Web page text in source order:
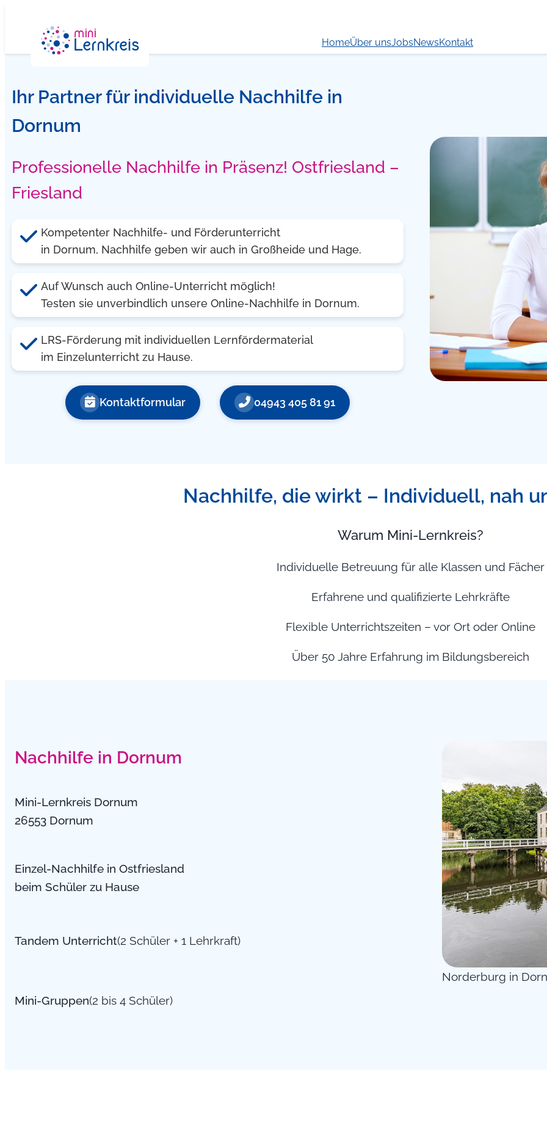
springen
HomeÜber unsJobsNewsKontakt
Ihr Partner für individuelle Nachhilfe in
Dornum
Professionelle Nachhilfe in Präsenz! Ostfriesland –
Friesland
Kompetenter Nachhilfe- und Förderunterricht
in Dornum, Nachhilfe geben wir auch in Großheide und Hage.
Auf Wunsch auch Online-Unterricht möglich!
Testen sie unverbindlich unsere Online-Nachhilfe in Dornum.
LRS-Förderung mit individuellen Lernfördermaterial
im Einzelunterricht zu Hause.
Kontaktformular 04943 405 81 91
Nachhilfe, die wirkt – Individuell, nah
Warum Mini-Lernkreis?
Individuelle Betreuung für alle Klassen und Fächer
Erfahrene und qualifizierte Lehrkräfte
Flexible Unterrichtszeiten – vor Ort oder Online
Über 50 Jahre Erfahrung im Bildungsbereich
Nachhilfe in Dornum
Mini-Lernkreis Dornum
26553 Dornum
Einzel-Nachhilfe in Ostfriesland
beim Schüler zu Hause
Tandem Unterricht(2 Schüler + 1 Lehrkraft)
Mini-Gruppen(2 bis 4 Schüler)
Norderburg in